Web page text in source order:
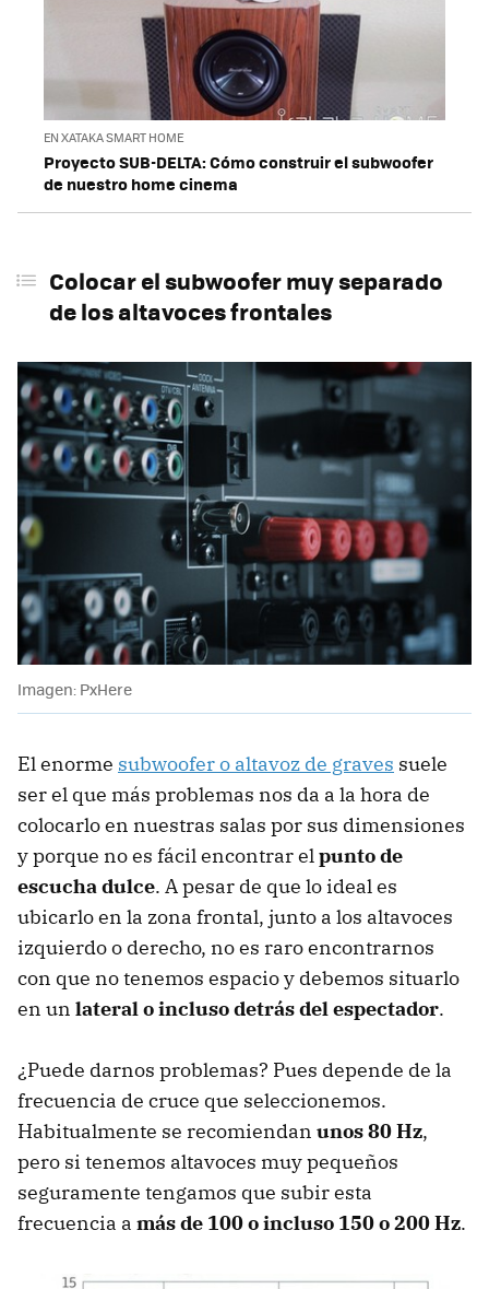
EN XATAKA SMART HOME
Proyecto SUB-DELTA: Cómo construir el subwoofer
de nuestro home cinema
Colocar el subwoofer muy separado
de los altavoces frontales
Imagen: PxHere
El enorme subwoofer o altavoz de graves suele
ser el que más problemas nos da a la hora de
colocarlo en nuestras salas por sus dimensiones
y porque no es fácil encontrar elpunto de
escucha dulce. A pesar de que lo ideal es
ubicarlo en la zona frontal, junto a los altavoces
izquierdo o derecho, no es raro encontrarnos
con que no tenemos espacio y debemos situarlo
en un lateral o incluso detrás del espectador.
¿Puede darnos problemas? Pues depende de la
frecuencia de cruce que seleccionemos.
Habitualmente se recomiendan unos 80 Hz,
pero si tenemos altavoces muy pequeños
seguramente tengamos que subir esta
frecuencia a más de 100 o incluso 150 o 200 Hz.